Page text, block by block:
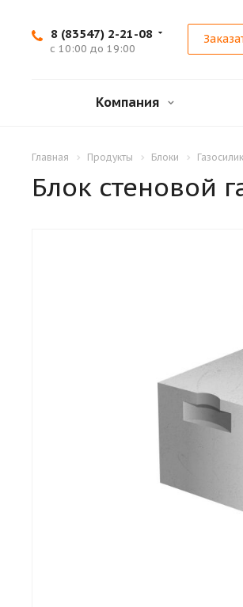
8 (83547) 2-21-08
с 10:00 до 19:00
Компания
Главная Продукты Блоки
Блок стеновой